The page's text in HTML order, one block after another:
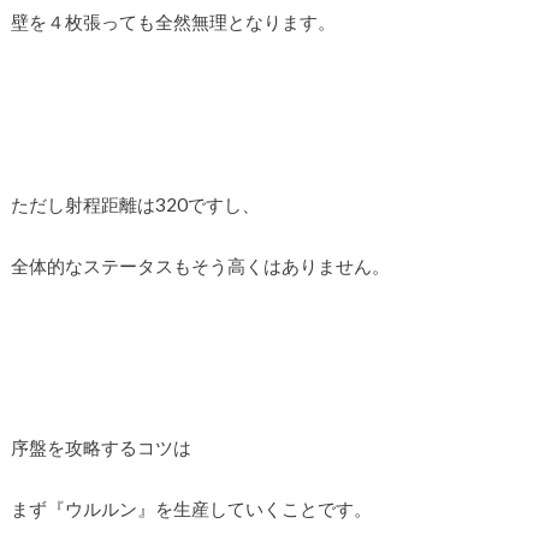
壁を４枚張っても全然無理となります。
ただし射程距離は320ですし、
全体的なステータスもそう高くはありません。
序盤を攻略するコツは
まず『ウルルン』を生産していくことです。